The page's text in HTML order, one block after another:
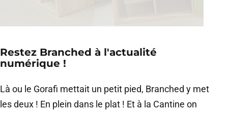
Restez Branched à l'actualité
numérique !
Là ou le Gorafi mettait un petit pied, Branched y met
les deux ! En plein dans le plat ! Et à la Cantine on